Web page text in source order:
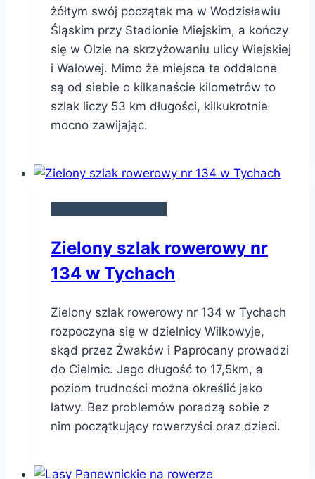
żółtym swój początek ma w Wodzisławiu
Śląskim przy Stadionie Miejskim, a kończy
się w Olzie na skrzyżowaniu ulicy Wiejskiej
i Wałowej. Mimo że miejsca te oddalone
są od siebie o kilkanaście kilometrów to
szlak liczy 53 km długości, kilkukrotnie
mocno zawijając.
Zielony szlak rowerowy nr
134 w Tychach
Zielony szlak rowerowy nr 134 w Tychach
rozpoczyna się w dzielnicy Wilkowyje,
skąd przez Żwaków i Paprocany prowadzi
do Cielmic. Jego długość to 17,5km, a
poziom trudności można określić jako
łatwy. Bez problemów poradzą sobie z
nim początkujący rowerzyści oraz dzieci.